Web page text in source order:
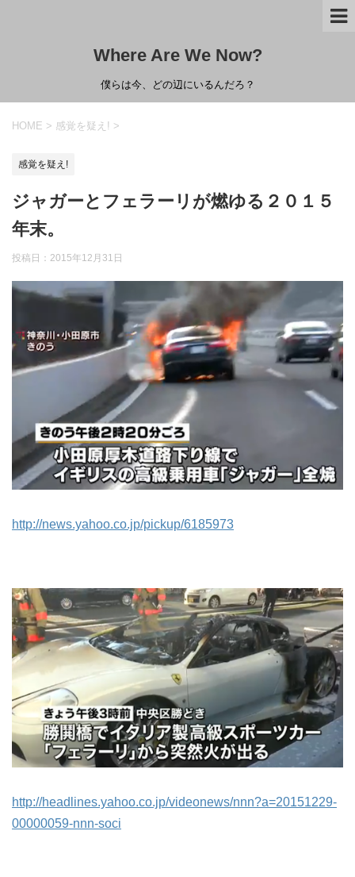
Where Are We Now?
僕らは今、どの辺にいるんだろ？
HOME > 感覚を疑え! >
感覚を疑え!
ジャガーとフェラーリが燃ゆる２０１５
年末。
投稿日： 2015年12月31日
http://news.yahoo.co.jp/pickup/6185973
http://headlines.yahoo.co.jp/videonews/nnn?a=20151229-
00000059-nnn-soci